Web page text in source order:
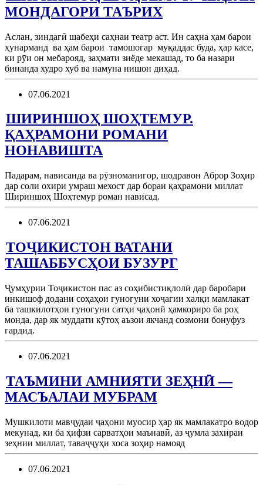
МОНДАГОРИ ТАЪРИХ
Аслан, зиндагӣ шабеҳи саҳнаи театр аст. Ин саҳна ҳам барои
ҳунарманд ва ҳам барои тамошогар муқаддас буда, ҳар касе,
ки рӯи он мебарояд, заҳмати зиёде мекашад, то ба назари
бинанда худро хуб ва намуна нишон диҳад.
07.06.2021
ШИРИНШОҲ ШОҲТЕМУР.
ҚАҲРАМОНИ РОМАНИ
НОНАВИШТА
Падарам, нависанда ва рӯзноманигор, шодравон Аброр Зоҳир
дар соли охири умраш мехост дар бораи қаҳрамони миллат
Шириншоҳ Шоҳтемур роман нависад.
07.06.2021
ТОҶИКИСТОН ВАТАНИ
ТАШАББУСҲОИ БУЗУРГ
Ҷумҳурии Тоҷикистон пас аз соҳибистиқлолӣ дар баробари
инкишоф додани соҳаҳои гуногуни хоҷагии халқи мамлакат
ба ташкилотҳои гуногуни сатҳи ҷаҳонӣ ҳамкориро ба роҳ
монда, дар як муддати кӯтоҳ аъзои якчанд созмони бонуфуз
гардид.
07.06.2021
ТАЪМИНИ АМНИЯТИ ЗЕҲНӢ —
МАСЪАЛАИ МУБРАМ
Мушкилоти мавҷудаи ҷаҳони муосир ҳар як мамлакатро водор
мекунад, ки ба ҳифзи сарватҳои маънавӣ, аз ҷумла захираи
зеҳнии миллат, таваҷҷуҳи хоса зоҳир намояд
07.06.2021